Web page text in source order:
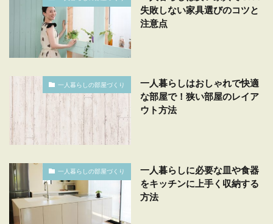
失敗しない家具選びのコツと
注意点
一人暮らしの部屋づくり
一人暮らしはおしゃれで快適
な部屋で！狭い部屋のレイア
ウト方法
一人暮らしの部屋づくり
一人暮らしに必要な皿や食器
をキッチンに上手く収納する
方法